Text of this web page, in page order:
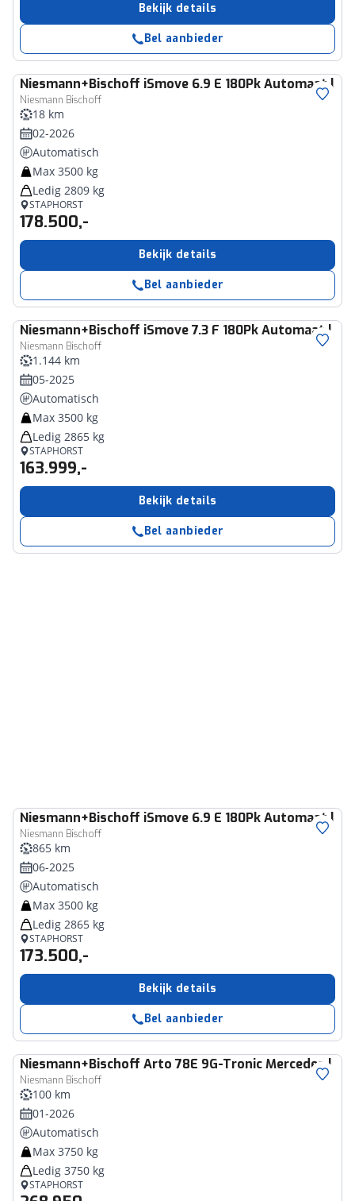
Bekijk details
Bel aanbieder
Niesmann+Bischoff iSmove 6.9 E 180Pk Automaat |
Niesmann Bischoff
18 km
02-2026
Automatisch
Max 3500 kg
Ledig 2809 kg
STAPHORST
178.500,-
Bekijk details
Bel aanbieder
Niesmann+Bischoff iSmove 7.3 F 180Pk Automaat |
Niesmann Bischoff
1.144 km
05-2025
Automatisch
Max 3500 kg
Ledig 2865 kg
STAPHORST
163.999,-
Bekijk details
Bel aanbieder
Niesmann+Bischoff iSmove 6.9 E 180Pk Automaat |
Niesmann Bischoff
865 km
06-2025
Automatisch
Max 3500 kg
Ledig 2865 kg
STAPHORST
173.500,-
Bekijk details
Bel aanbieder
Niesmann+Bischoff Arto 78E 9G-Tronic Mercedes |
Niesmann Bischoff
100 km
01-2026
Automatisch
Max 3750 kg
Ledig 3750 kg
STAPHORST